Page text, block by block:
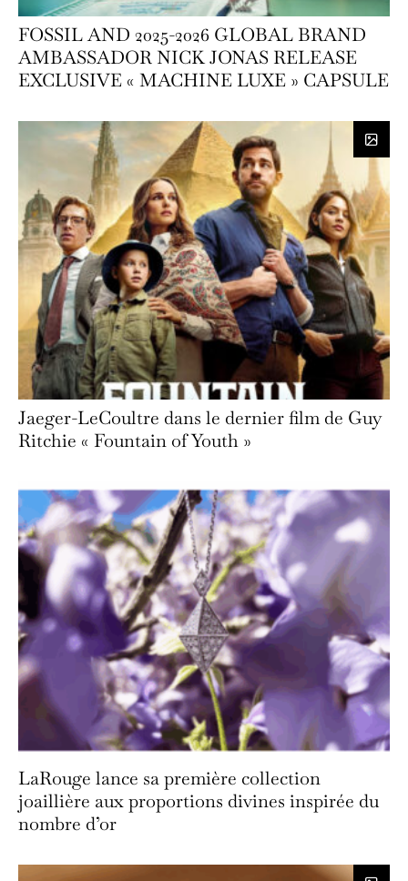
FOSSIL AND 2025-2026 GLOBAL BRAND
AMBASSADOR NICK JONAS RELEASE
EXCLUSIVE « MACHINE LUXE » CAPSULE
Jaeger-LeCoultre dans le dernier film de Guy
Ritchie « Fountain of Youth »
LaRouge lance sa première collection
joaillière aux proportions divines inspirée du
nombre d’or